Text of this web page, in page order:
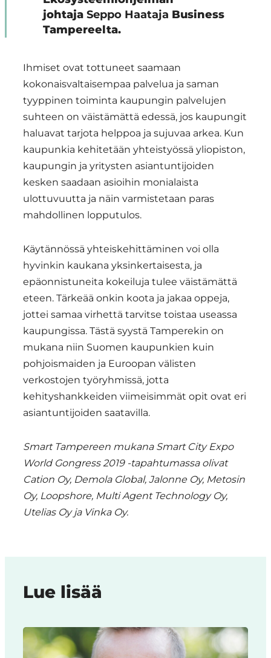
johtaja Seppo Haataja Business
Tampereelta.
Ihmiset ovat tottuneet saamaan
kokonaisvaltaisempaa palvelua ja saman
tyyppinen toiminta kaupungin palvelujen
suhteen on väistämättä edessä, jos kaupungit
haluavat tarjota helppoa ja sujuvaa arkea. Kun
kaupunkia kehitetään yhteistyössä yliopiston,
kaupungin ja yritysten asiantuntijoiden
kesken saadaan asioihin monialaista
ulottuvuutta ja näin varmistetaan paras
mahdollinen lopputulos.
Käytännössä yhteiskehittäminen voi olla
hyvinkin kaukana yksinkertaisesta, ja
epäonnistuneita kokeiluja tulee väistämättä
eteen. Tärkeää onkin koota ja jakaa oppeja,
jottei samaa virhettä tarvitse toistaa useassa
kaupungissa. Tästä syystä Tamperekin on
mukana niin Suomen kaupunkien kuin
pohjoismaiden ja Euroopan välisten
verkostojen työryhmissä, jotta
kehityshankkeiden viimeisimmät opit ovat eri
asiantuntijoiden saatavilla.
Smart Tampereen mukana Smart City Expo
World Gongress 2019 -tapahtumassa olivat
Cation Oy, Demola Global, Jalonne Oy, Metosin
Oy, Loopshore, Multi Agent Technology Oy,
Utelias Oy ja Vinka Oy.
Lue lisää